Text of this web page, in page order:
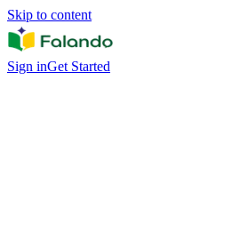
Skip to content
Sign inGet Started